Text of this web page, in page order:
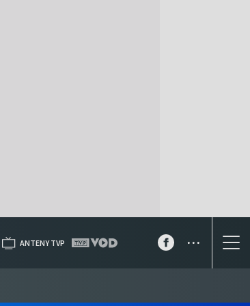
ANTENY TVP ...